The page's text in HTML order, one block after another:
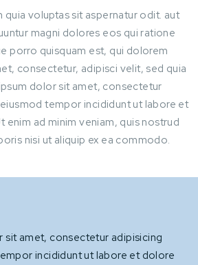
quia voluptas sit aspernatur odit. aut
magni dolores eos qui ratione
porro quisquam est, qui dolorem
consectetur, adipisci velit, sed quia
dolor sit amet, consectetur
tempor incididunt ut labore et
enim ad minim veniam, quis nostrud
nisi ut aliquip ex ea commodo.
sit amet, consectetur adipisicing
incididunt ut labore et dolore